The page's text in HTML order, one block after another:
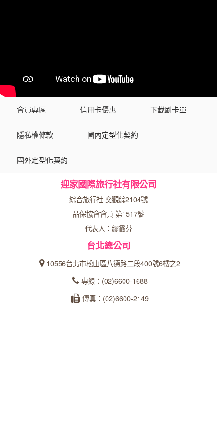
會員專區 信用卡優惠 下載刷卡單
隱私權條款 國內定型化契約
國外定型化契約
迎家國際旅行社有限公司
綜合旅行社 交觀綜2104號
品保協會會員 第1517號
代表人：繆霞芬
台北總公司
10556台北市松山區八德路二段400號6樓之2
專線：(02)6600-1688
傳真：(02)6600-2149